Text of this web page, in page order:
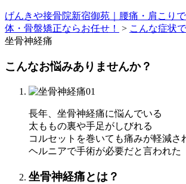
げんきや接骨院新宿御苑｜腰痛・肩こり
体・骨盤矯正ならお任せ！
> こんな症状
坐骨神経痛
こんなお悩みありませんか？
長年、坐骨神経痛に悩んでいる
太ももの裏や手足がしびれる
コルセットを巻いても痛みが軽減さ
ヘルニアで手術が必要だと言われた
坐骨神経痛とは？